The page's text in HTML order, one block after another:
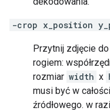
-crop x_position
Przytnij zdjęcie
rogiem:
rozmiar width x
musi być w
źródłowego. w